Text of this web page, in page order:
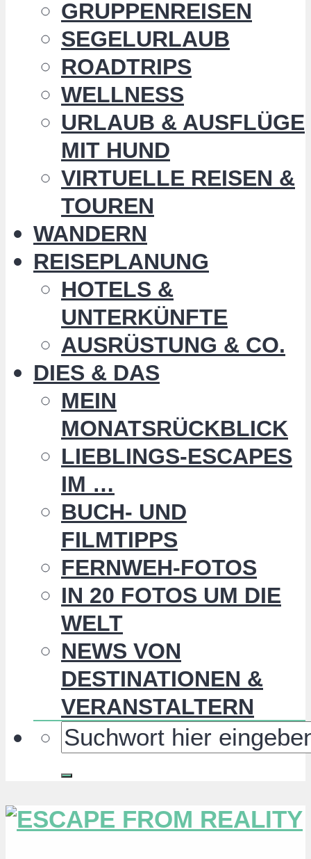
GRUPPENREISEN
SEGELURLAUB
ROADTRIPS
WELLNESS
URLAUB & AUSFLÜGE
MIT HUND
VIRTUELLE REISEN &
TOUREN
WANDERN
REISEPLANUNG
HOTELS &
UNTERKÜNFTE
AUSRÜSTUNG & CO.
DIES & DAS
MEIN
MONATSRÜCKBLICK
LIEBLINGS-ESCAPES
IM …
BUCH- UND
FILMTIPPS
FERNWEH-FOTOS
IN 20 FOTOS UM DIE
WELT
NEWS VON
DESTINATIONEN &
VERANSTALTERN